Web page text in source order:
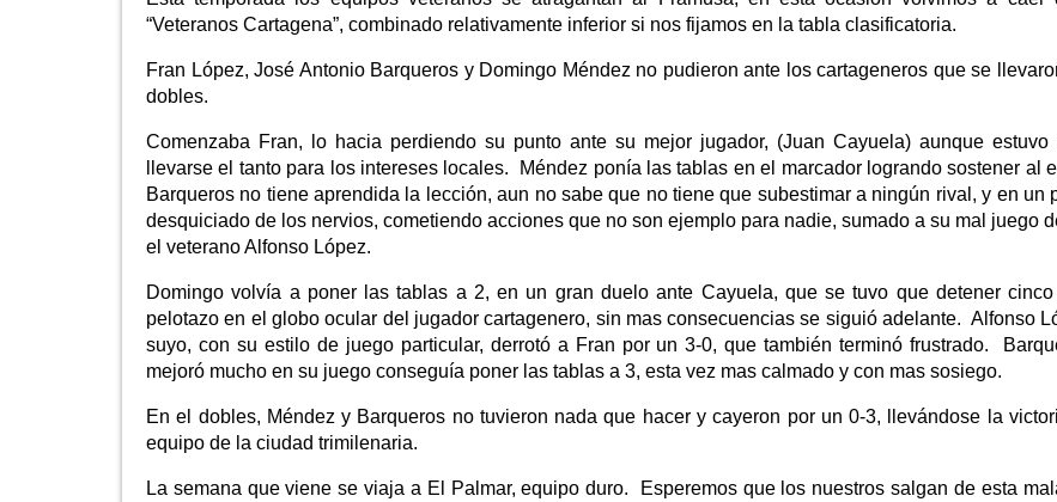
“Veteranos Cartagena”, combinado relativamente inferior si nos fijamos en la tabla clasificatoria.
Fran López, José Antonio Barqueros y Domingo Méndez no pudieron ante los cartageneros que se
dobles.
Comenzaba Fran, lo hacia perdiendo su punto ante su mejor jugador, (Juan Cayuela) aunque
llevarse el tanto para los intereses locales. Méndez ponía las tablas en el marcador logrando sostener al
Barqueros no tiene aprendida la lección, aun no sabe que no tiene que subestimar a ningún rival, y en un
desquiciado de los nervios, cometiendo acciones que no son ejemplo para nadie, sumado a su mal juego
el veterano Alfonso López.
Domingo volvía a poner las tablas a 2, en un gran duelo ante Cayuela, que se tuvo que detener
pelotazo en el globo ocular del jugador cartagenero, sin mas consecuencias se siguió adelante. Alfonso
suyo, con su estilo de juego particular, derrotó a Fran por un 3-0, que también terminó frustrado.
mejoró mucho en su juego conseguía poner las tablas a 3, esta vez mas calmado y con mas sosiego.
En el dobles, Méndez y Barqueros no tuvieron nada que hacer y cayeron por un 0-3, llevándose la
equipo de la ciudad trimilenaria.
La semana que viene se viaja a El Palmar, equipo duro. Esperemos que los nuestros salgan de esta